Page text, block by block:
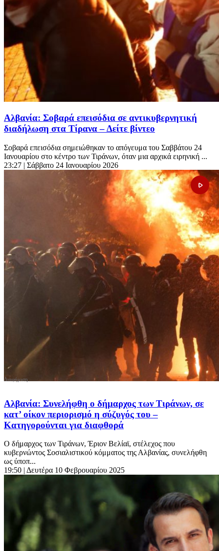
Αλβανία: Σοβαρά επεισόδια σε αντικυβερνητική
διαδήλωση στα Τίρανα – Δείτε βίντεο
Σοβαρά επεισόδια σημειώθηκαν το απόγευμα του Σαββάτου 24
Ιανουαρίου στο κέντρο των Τιράνων, όταν μια αρχικά ειρηνική ...
23:27 | Σάββατο 24 Ιανουαρίου 2026
Αλβανία: Συνελήφθη ο δήμαρχος των Τιράνων, σε
κατ’ οίκον περιορισμό η σύζυγός του –
Κατηγορούνται για διαφθορά
Ο δήμαρχος των Τιράνων, Έριον Βελίαϊ, στέλεχος που
κυβερνώντος Σοσιαλιστικού κόμματος της Αλβανίας, συνελήφθη
ως ύποπ...
19:50 | Δευτέρα 10 Φεβρουαρίου 2025